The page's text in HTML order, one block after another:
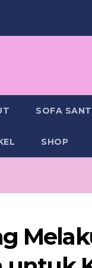
SOFA
SHOP